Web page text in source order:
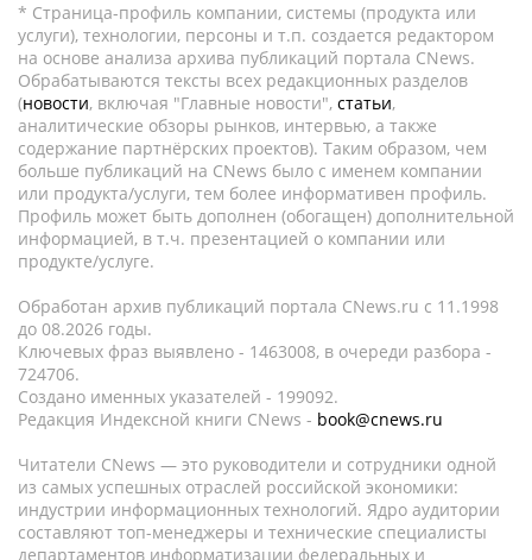
* Страница-профиль компании, системы (продукта или
услуги), технологии, персоны и т.п. создается редактором
на основе анализа архива публикаций портала CNews.
Обрабатываются тексты всех редакционных разделов
(новости, включая "Главные новости", статьи,
аналитические обзоры рынков, интервью, а также
содержание партнёрских проектов). Таким образом, чем
больше публикаций на CNews было с именем компании
или продукта/услуги, тем более информативен профиль.
Профиль может быть дополнен (обогащен) дополнительной
информацией, в т.ч. презентацией о компании или
продукте/услуге.
Обработан архив публикаций портала CNews.ru c 11.1998
до 08.2026 годы.
Ключевых фраз выявлено - 1463008, в очереди разбора -
724706.
Создано именных указателей - 199092.
Редакция Индексной книги CNews - book@cnews.ru
Читатели CNews — это руководители и сотрудники одной
из самых успешных отраслей российской экономики:
индустрии информационных технологий. Ядро аудитории
составляют топ-менеджеры и технические специалисты
департаментов информатизации федеральных и